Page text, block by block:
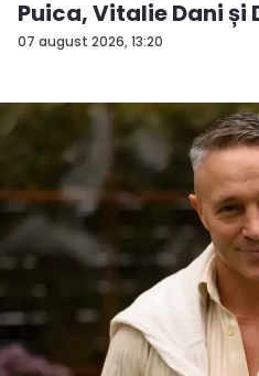
07 august 2026, 13:20
Puica, Vitalie Dani și
P...